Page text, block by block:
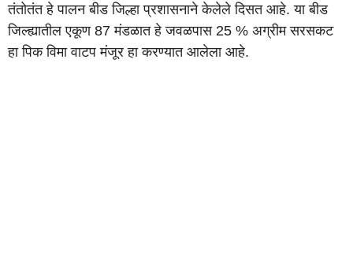
तंतोतंत हे पालन बीड जिल्हा प्रशासनाने केलेले दिसत आहे. या बीड
जिल्ह्यातील एकूण 87 मंडळात हे जवळपास 25 % अग्रीम सरसकट
हा पिक विमा वाटप मंजूर हा करण्यात आलेला आहे.